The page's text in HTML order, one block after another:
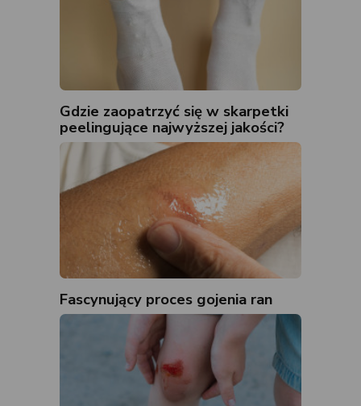
Gdzie zaopatrzyć się w skarpetki
peelingujące najwyższej jakości?
Fascynujący proces gojenia ran